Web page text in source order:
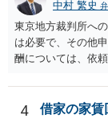
は１００万円以上
中村 繁史
東京地方裁判所へ
は必要で、その他
酬については、依
す。
4 借家の家賃